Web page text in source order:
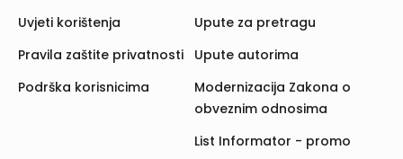
Uvjeti korištenja
Pravila zaštite privatnosti
Podrška korisnicima
Upute za pretragu
Upute autorima
Modernizacija Zakona o
obveznim odnosima
List Informator - promo